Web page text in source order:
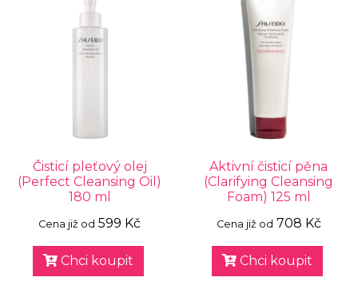
Čisticí pleťový olej
(Perfect Cleansing Oil)
180 ml
Cena již od 599 Kč
Chci koupit
Aktivní čisticí pěna
(Clarifying Cleansing
Foam) 125 ml
Cena již od 708 Kč
Chci koupit